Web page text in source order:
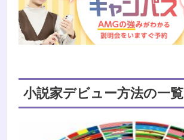
小説家デビュー方法の一覧